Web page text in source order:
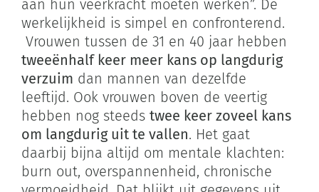
aan hun veerkracht moeten werken”. De
werkelijkheid is simpel en confronterend.
Vrouwen tussen de 31 en 40 jaar hebben
tweeënhalf keer meer kans op langdurig
verzuim dan mannen van dezelfde
leeftijd. Ook vrouwen boven de veertig
hebben nog steeds twee keer zoveel kans
om langdurig uit te vallen. Het gaat
daarbij bijna altijd om mentale klachten:
burn out, overspannenheid, chronische